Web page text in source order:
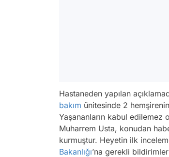
Hastaneden yapılan
bakım ünitesinde 2
Yaşananların kabul edilemez
Muharrem Usta, konudan
kurmuştur. Heyetin ilk
Bakanlığı’na gerekli bildirimler